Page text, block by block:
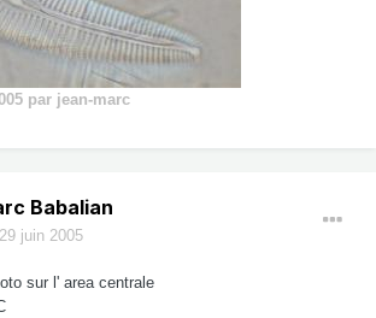
par jean-marc
Babalian
juin 2005
sur l' area centrale